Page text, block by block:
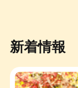
新着情報